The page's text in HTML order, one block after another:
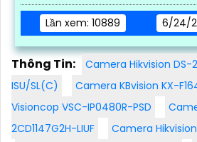
Lần xem: 10889 6/24/
Thông Tin:
Camera Hikvision DS-
ISU/SL(C)
Camera KBvision KX-
Visioncop VSC-IP0480R-PSD
2CD1147G2H-LIUF
Camera